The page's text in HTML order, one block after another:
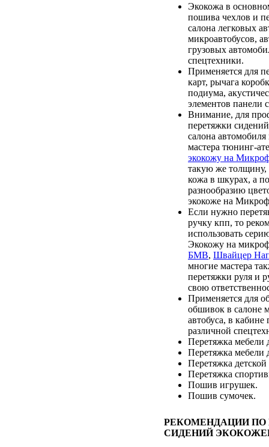
Экокожа в
пошива чехлов и
салона легковых
микроавтобусов,
грузовых
спецтехники.
Применяется для
карт, рычага
подиума,
элементов панели
Внимание, для
перетяжки
салона автомобиля
мастера тюнинг-
экокожу на
такую же толщину,
кожа в шкурах, а
разнообразию
экокоже на
Если нужно
ручку кпп, то
использовать
Экокожу на
БМВ, Швайцер
многие мастера
перетяжки руля и
свою
Применяется для
обшивок в салоне
автобуса, в
различной
Перетяжка мебели
Перетяжка мебели
Перетяжка
Перетяжка
Пошив игрушек.
Пошив сумочек.
РЕКОМЕНДАЦИИ ПО
СИДЕНИЙ